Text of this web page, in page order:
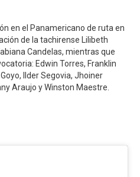
en el Panamericano de ruta en
de la tachirense Lilibeth
Candelas, mientras que
Edwin Torres, Franklin
Ilder Segovia, Jhoiner
Araujo y Winston Maestre.